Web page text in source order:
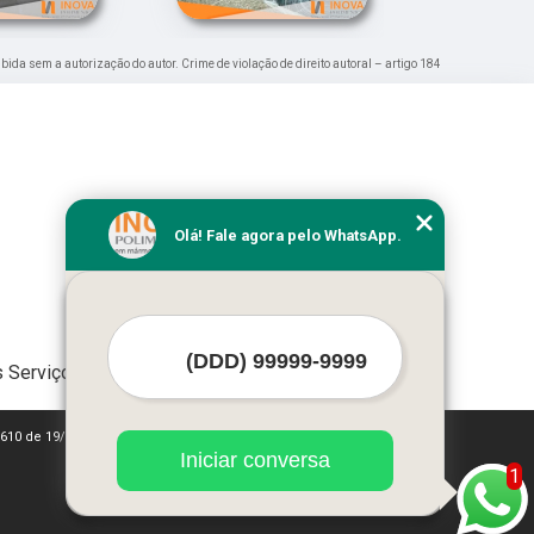
sem a autorização do autor. Crime de violação de direito autoral – artigo 184
de 19/02/1998)
1
Olá! Fale agora pelo WhatsApp.
Iniciar conversa